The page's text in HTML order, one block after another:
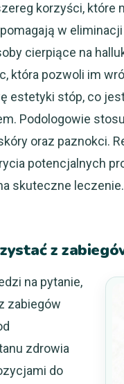
korzyści, które
w
cierpiące na
która pozwoli im
estetyki stóp, co
Podologowie
oraz paznokci.
potencjalnych
skuteczne leczenie.
z
na pytanie,
zabiegów
zdrowia
do